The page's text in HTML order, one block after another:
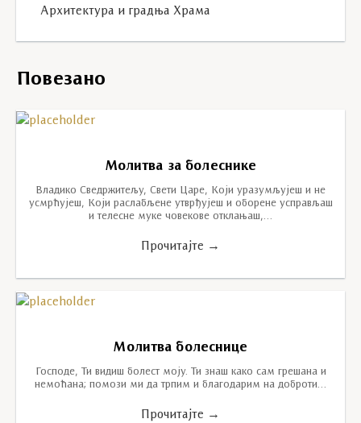
Архитектура и градња Храма
Повезано
Молитва за болеснике
Владико Сведржитељу, Свети Царе, Који уразумљујеш и не
усмрћујеш, Који раслабљене утврђујеш и оборене усправљаш
и телесне муке човекове отклањаш,…
Прочитајте →
Молитва болеснице
Господе, Ти видиш болест моју. Ти знаш како сам грешана и
немоћана; помози ми да трпим и благодарим на доброти…
Прочитајте →